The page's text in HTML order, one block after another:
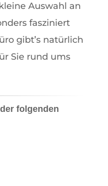
Auswahl an
fasziniert
gibt’s natürlich
Sie rund ums
folgenden